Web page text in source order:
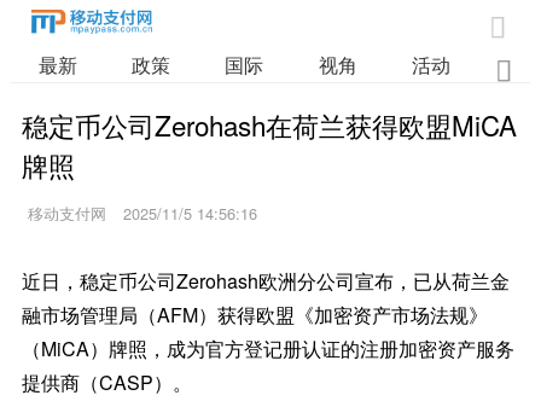

最新 政策 国际 视角 活动 业

稳定币公司Zerohash在荷兰获得欧盟MiCA
牌照
移动支付网 2025/11/5 14:56:16
近日，稳定币公司Zerohash欧洲分公司宣布，已从荷兰金
融市场管理局（AFM）获得欧盟《加密资产市场法规》
（MiCA）牌照，成为官方登记册认证的注册加密资产服务
提供商（CASP）。